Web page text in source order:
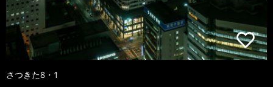
さつきた8・1